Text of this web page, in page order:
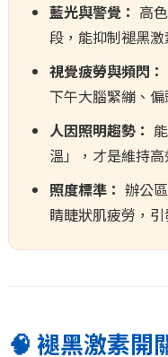
藍光與警覺： 高
段，能抑制褪黑
視覺疲勞與頻閃：
下午大腦緊繃、
人因照明趨勢：
溫」，才是維持
照度標準： 辦公
睛睫狀肌疲勞，引
🧠 褪黑激素開